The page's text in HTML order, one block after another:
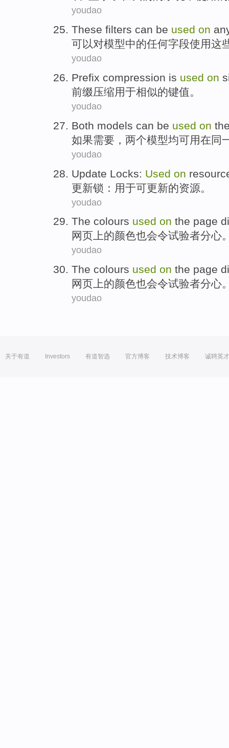
youdao
These filters can be used on
可以对模型中的任何字段使用这
youdao
Prefix compression is used on
前缀压缩用于相似的键值。
youdao
Both models can be used on
如果需要 ， 两个模型均可用在同
youdao
Update Locks: Used on
更新锁 ： 用于可更新的资源。
youdao
The colours used on the page
网页 上的颜色也会令试验者分心
youdao
The colours used on the page
网页 上的颜色也会令试验者分心
youdao
关于有道 Investors 有道智选 官方博客 技术博客 诚聘英才